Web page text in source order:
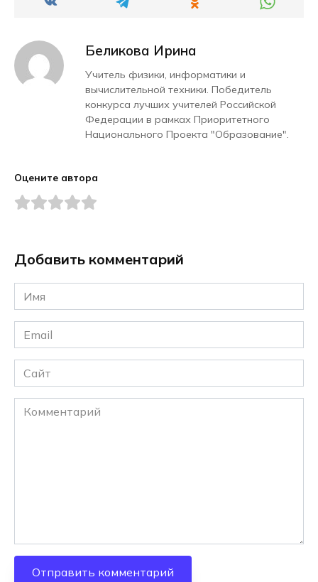
Беликова Ирина
Учитель физики, информатики и
вычислительной техники. Победитель
конкурса лучших учителей Российской
Федерации в рамках Приоритетного
Национального Проекта "Образование".
Оцените автора
Добавить комментарий
Имя
*
Email
*
Сайт
Комментарий